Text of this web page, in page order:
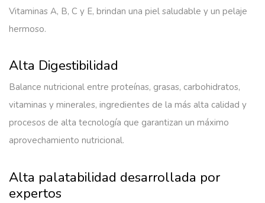
Vitaminas A, B, C y E, brindan una piel saludable y un pelaje
hermoso.
Alta Digestibilidad
Balance nutricional entre proteínas, grasas, carbohidratos,
vitaminas y minerales, ingredientes de la más alta calidad y
procesos de alta tecnología que garantizan un máximo
aprovechamiento nutricional.
Alta palatabilidad desarrollada por
expertos